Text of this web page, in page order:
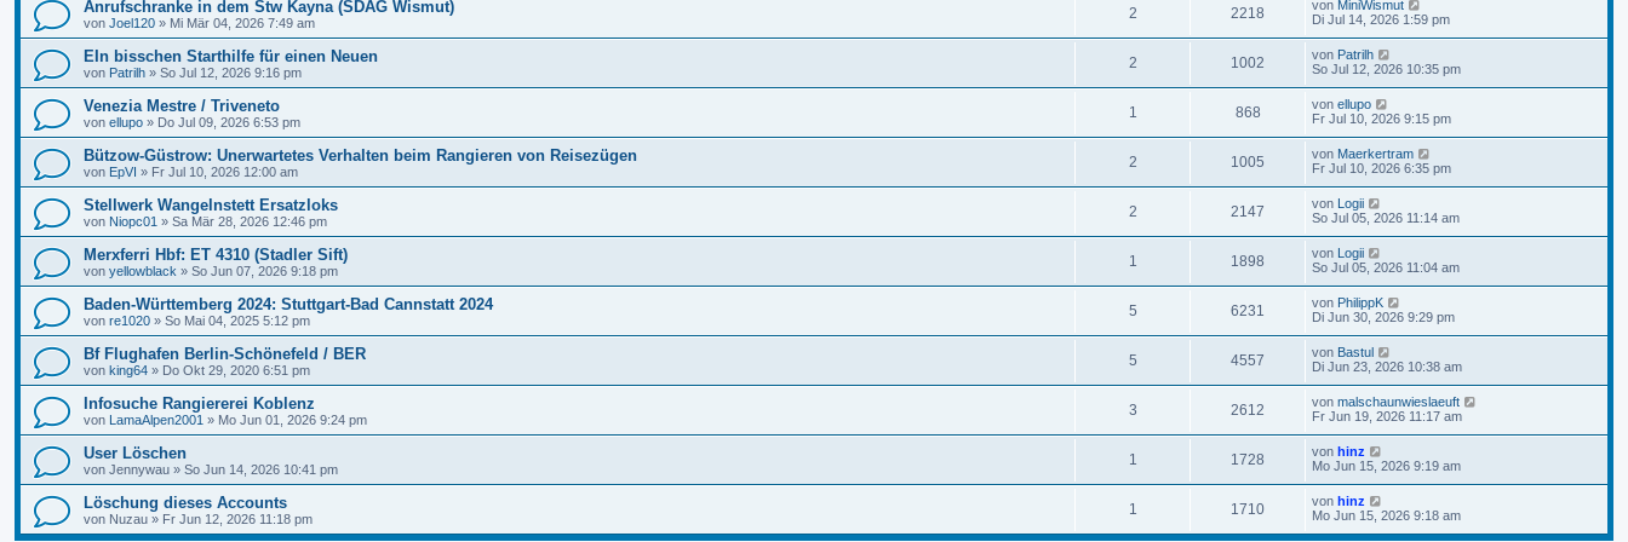
Anrufschranke in dem Stw Kayna (SDAG Wismut)
von Joel120 » Mi Mär 04, 2026 7:49 am
2 2218 von MiniWismut
Di Jul 14, 2026 1:59 pm
EIn bisschen Starthilfe für einen Neuen
von Patrilh » So Jul 12, 2026 9:16 pm
2 1002 von Patrilh
So Jul 12, 2026 10:35 pm
Venezia Mestre / Triveneto
von ellupo » Do Jul 09, 2026 6:53 pm
1 868 von ellupo
Fr Jul 10, 2026 9:15 pm
Bützow-Güstrow: Unerwartetes Verhalten beim Rangieren von Reisezügen
von EpVI » Fr Jul 10, 2026 12:00 am
2 1005 von Maerkertram
Fr Jul 10, 2026 6:35 pm
Stellwerk Wangelnstett Ersatzloks
von Niopc01 » Sa Mär 28, 2026 12:46 pm
2 2147 von Logii
So Jul 05, 2026 11:14 am
Merxferri Hbf: ET 4310 (Stadler Sift)
von yellowblack » So Jun 07, 2026 9:18 pm
1 1898 von Logii
So Jul 05, 2026 11:04 am
Baden-Württemberg 2024: Stuttgart-Bad Cannstatt 2024
von re1020 » So Mai 04, 2025 5:12 pm
5 6231 von PhilippK
Di Jun 30, 2026 9:29 pm
Bf Flughafen Berlin-Schönefeld / BER
von king64 » Do Okt 29, 2020 6:51 pm
5 4557 von Bastul
Di Jun 23, 2026 10:38 am
Infosuche Rangiererei Koblenz
von LamaAlpen2001 » Mo Jun 01, 2026 9:24 pm
3 2612 von malschaunwieslaeuft
Fr Jun 19, 2026 11:17 am
User Löschen
von Jennywau » So Jun 14, 2026 10:41 pm
1 1728 von hinz
Mo Jun 15, 2026 9:19 am
Löschung dieses Accounts
von Nuzau » Fr Jun 12, 2026 11:18 pm
1 1710 von hinz
Mo Jun 15, 2026 9:18 am